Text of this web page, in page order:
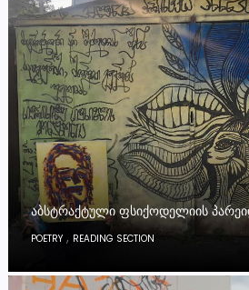
ᲐᲑᲡᲢᲠᲐᲥᲢᲣᲚᲘ ᲤᲡᲘᲥᲝᲓᲔᲚᲘᲘᲡ
POETRY , READING SECTION